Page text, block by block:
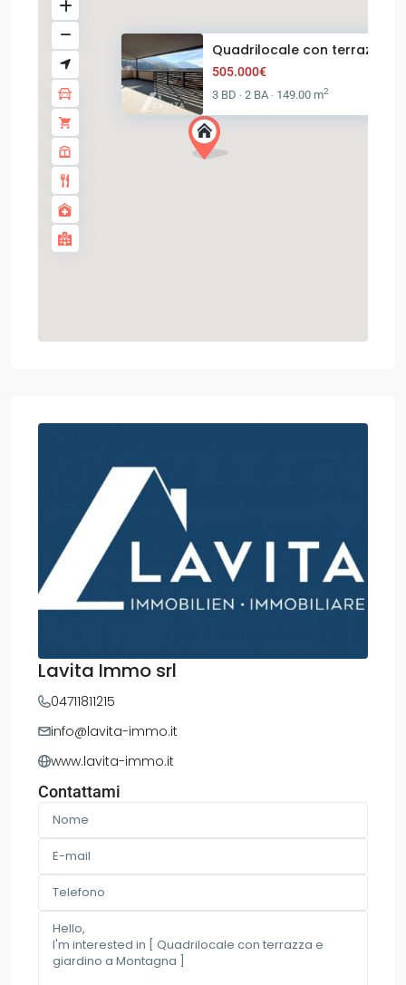
Quadrilocale con terrazza e
505.000€
3 BD · 2 BA · 149.00 m2
Lavita Immo srl
04711811215
info@lavita-immo.it
www.lavita-immo.it
Contattami